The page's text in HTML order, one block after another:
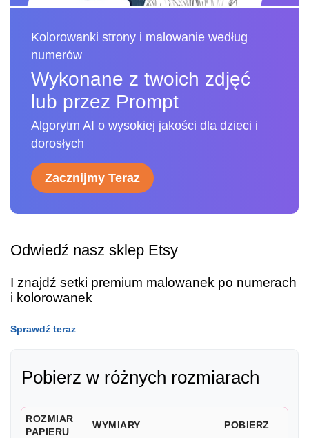
Kolorowanki strony i malowanie według
numerów
Wykonane z twoich zdjęć
lub przez Prompt
Algorytm AI o wysokiej jakości dla dzieci i
dorosłych
Zacznijmy Teraz
Odwiedź nasz sklep Etsy
I znajdź setki premium malowanek po numerach
i kolorowanek
Sprawdź teraz
Pobierz w różnych rozmiarach
ROZMIAR
PAPIERU
WYMIARY POBIERZ